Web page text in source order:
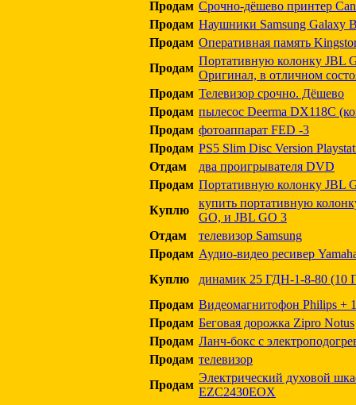
Продам Срочно-дёшево принтер
Продам Наушники Samsung Galaxy
Продам Оперативная память
Продам
Портативную колонку JBL
Оригинал, в отличном
Продам Телевизор срочно. Дёшево
Продам пылесос Deerma DX118C
Продам фотоаппарат FED -3
Продам PS5 Slim Disc Version
Отдам
два проигрывателя DVD
Продам Портативную колонку JBL
Куплю
купить портативную
GO, и JBL GO 3
Отдам
телевизор Samsung
Продам Аудио-видео ресивер
Куплю
динамик 25 ГДН-1-8-80 (10
Продам Видеомагнитофон Philips +
Продам Беговая дорожка Zipro Notus
Продам Ланч-бокс с
Продам телевизор
Продам
Электрический духовой
EZC2430EOX